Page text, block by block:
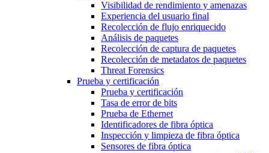
Visibilidad de rendimiento y amenazas
Experiencia del usuario final
Recolección de flujo enriquecido
Análisis de paquetes
Recolección de captura de paquetes
Recolección de metadatos de paquetes
Threat Forensics
Prueba y certificación
Prueba y certificación
Tasa de error de bits
Prueba de Ethernet
Identificadores de fibra óptica
Inspección y limpieza de fibra óptica
Sensores de fibra óptica